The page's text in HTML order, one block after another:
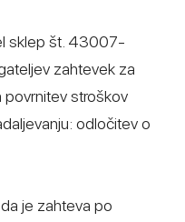
sklep št. 43007-
zahtevek za
povrnitev stroškov
odločitev o
je zahteva po